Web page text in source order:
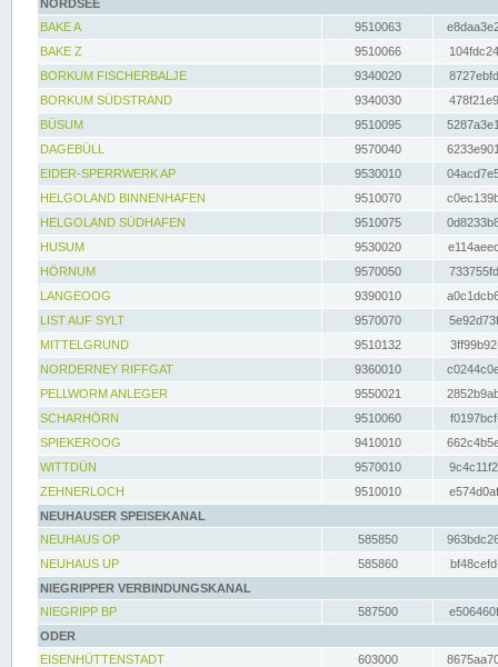
NORDSEE
BAKE A
9510063
BAKE Z
9510066
BORKUM FISCHERBALJE
9340020
BORKUM SÜDSTRAND
9340030
BÜSUM
9510095
DAGEBÜLL
9570040
EIDER-SPERRWERK AP
9530010
HELGOLAND BINNENHAFEN
9510070
HELGOLAND SÜDHAFEN
9510075
HUSUM
9530020
HÖRNUM
9570050
LANGEOOG
9390010
LIST AUF SYLT
9570070
MITTELGRUND
9510132
NORDERNEY RIFFGAT
9360010
PELLWORM ANLEGER
9550021
SCHARHÖRN
9510060
SPIEKEROOG
9410010
WITTDÜN
9570010
ZEHNERLOCH
9510010
NEUHAUSER SPEISEKANAL
NEUHAUS OP
585850
NEUHAUS UP
585860
NIEGRIPPER VERBINDUNGSKANAL
NIEGRIPP BP
587500
ODER
EISENHÜTTENSTADT
603000